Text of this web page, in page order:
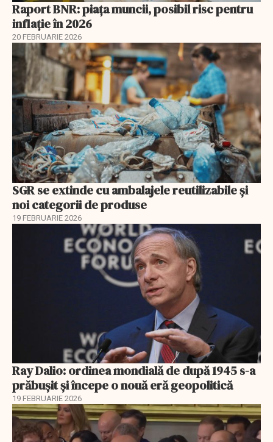
Raport BNR: piața muncii, posibil risc pentru
inflație în 2026
20 FEBRUARIE 2026
SGR se extinde cu ambalajele reutilizabile și
noi categorii de produse
19 FEBRUARIE 2026
Ray Dalio: ordinea mondială de după 1945 s-a
prăbușit și începe o nouă eră geopolitică
19 FEBRUARIE 2026